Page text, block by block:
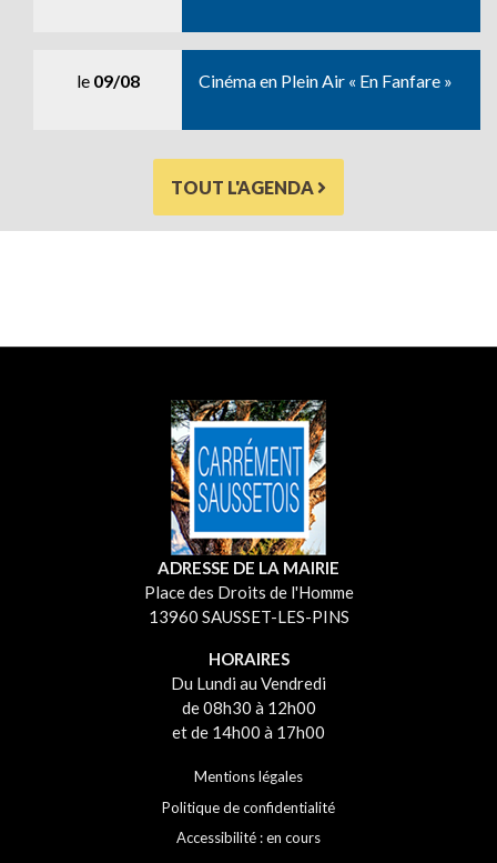
le 09/08 Cinéma en Plein Air « En Fanfare »
TOUT L'AGENDA
ADRESSE DE LA MAIRIE
Place des Droits de l'Homme
13960 SAUSSET-LES-PINS
HORAIRES
Du Lundi au Vendredi
de 08h30 à 12h00
et de 14h00 à 17h00
Mentions légales
Politique de confidentialité
Accessibilité : en cours